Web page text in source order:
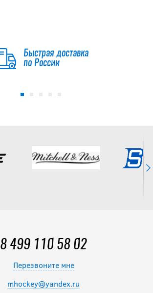
Быстрая доставка
по России
8 499 110 58 02
Перезвоните мне
mhockey@yandex.ru